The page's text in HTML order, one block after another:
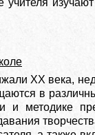
учителя
ХХ века,
в
методике